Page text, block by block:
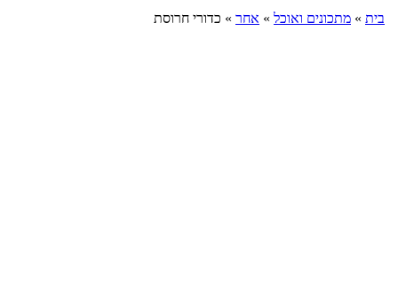
בית » מתכונים ואוכל » אחר » כדורי חרוסת